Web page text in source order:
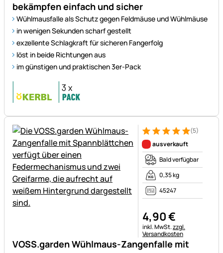
bekämpfen einfach und sicher
Wühlmausfalle als Schutz gegen Feldmäuse und Wühlmäuse
in wenigen Sekunden scharf gestellt
exzellente Schlagkraft für sicheren Fangerfolg
löst in beide Richtungen aus
im günstigen und praktischen 3er-Pack
VOSS.garden Wühlmaus-Zangenfalle mit
Bewertung: 5 von 5 (5
5 Bewertungen
(5)
ausverkauft
Bald verfügbar
0,35 kg
45247
4,90€
Steuerhinweis:
inkl. MwSt.zzgl.
Versandkosten